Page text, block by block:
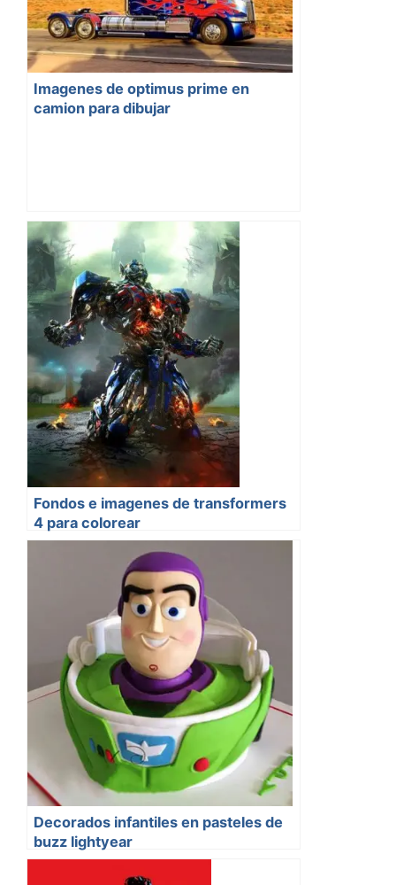
Imagenes de optimus prime en
camion para dibujar
Fondos e imagenes de transformers
4 para colorear
Decorados infantiles en pasteles de
buzz lightyear